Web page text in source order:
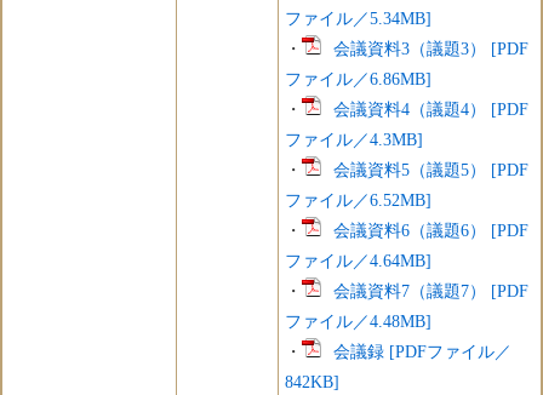
ファイル／5.34MB]
・
会議資料3（議題3） [PDF
ファイル／6.86MB]
・
会議資料4（議題4） [PDF
ファイル／4.3MB]
・
会議資料5（議題5） [PDF
ファイル／6.52MB]
・
会議資料6（議題6） [PDF
ファイル／4.64MB]
・
会議資料7（議題7） [PDF
ファイル／4.48MB]
・
会議録 [PDFファイル／
842KB]